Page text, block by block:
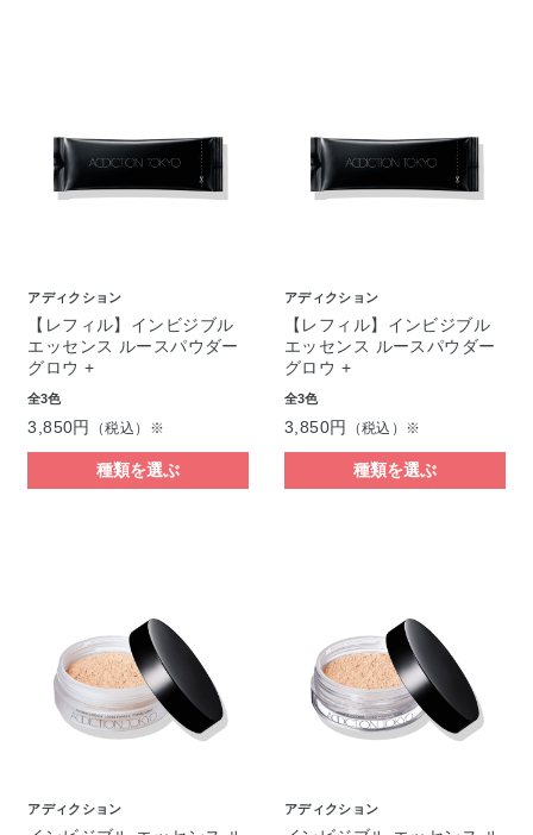
アディクション
【レフィル】インビジブル
エッセンス ルースパウダー
グロウ +
全3色
3,850円 （税込）※
種類を選ぶ
アディクション
【レフィル】インビジブル
エッセンス ルースパウダー
グロウ +
全3色
3,850円 （税込）※
種類を選ぶ
アディクション アディクション